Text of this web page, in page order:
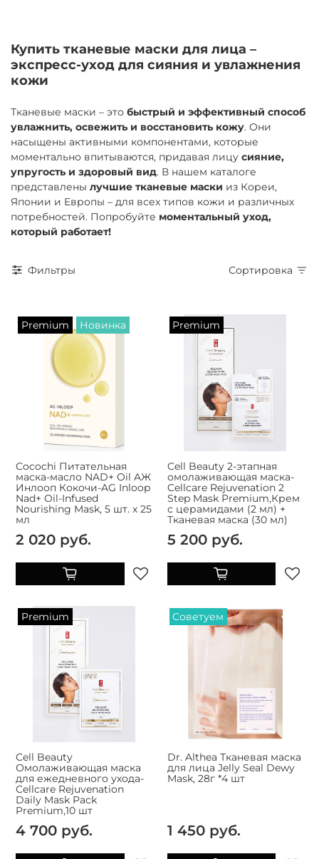
Купить тканевые маски для лица –
экспресс-уход для сияния и увлажнения
кожи
Тканевые маски – это быстрый и эффективный способ
увлажнить, освежить и восстановить кожу. Они
насыщены активными компонентами, которые
моментально впитываются, придавая лицу сияние,
упругость и здоровый вид. В нашем каталоге
представлены лучшие тканевые маски из Кореи,
Японии и Европы – для всех типов кожи и различных
потребностей. Попробуйте моментальный уход,
который работает!
Фильтры Сортировка
Premium Новинка
Cocochi Питательная
маска-масло NAD+ Oil AЖ
Инлооп Кокочи-AG Inloop
Nad+ Oil-Infused
Nourishing Mask, 5 шт. х 25
мл
2 020 руб.
Premium
Cell Beauty 2-этапная
омолаживающая маска-
Cellcare Rejuvenation 2
Step Mask Premium,Крем
с церамидами (2 мл) +
Тканевая маска (30 мл)
5 200 руб.
Premium
Cell Beauty
Омолаживающая маска
для ежедневного ухода-
Cellcare Rejuvenation
Daily Mask Pack
Premium,10 шт
4 700 руб.
Советуем
Dr. Althea Тканевая маска
для лица Jelly Seal Dewy
Mask, 28г *4 шт
1 450 руб.